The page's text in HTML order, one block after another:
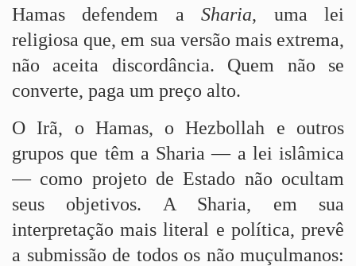
Hamas defendem aSharia, uma lei
religiosa que, em sua versão mais extrema,
não aceita discordância. Quem não se
converte, paga um preço alto.
O Irã, o Hamas, o Hezbollah e outros
grupos que têm a Sharia — a lei islâmica
— como projeto de Estado não ocultam
seus objetivos. A Sharia, em sua
interpretação mais literal e política, prevê
a submissão de todos os não muçulmanos: